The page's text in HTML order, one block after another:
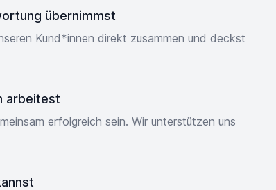
übernimmst
Kund*innen direkt zusammen und deckst
arbeitest
erfolgreich sein. Wir unterstützen uns